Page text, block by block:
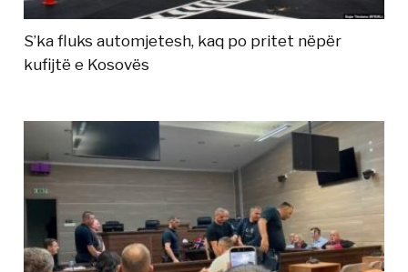
S’ka fluks automjetesh, kaq po pritet nëpër
kufijtë e Kosovës